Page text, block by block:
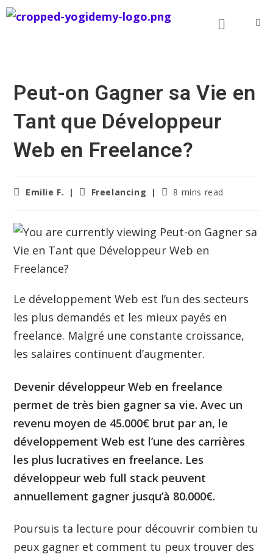
Peut-on Gagner sa Vie en
Tant que Développeur
Web en Freelance?
Emilie F. Freelancing 8 mins read
Le développement Web est l’un des secteurs
les plus demandés et les mieux payés en
freelance. Malgré une constante croissance,
les salaires continuent d’augmenter.
Devenir développeur Web en freelance
permet de très bien gagner sa vie. Avec un
revenu moyen de 45.000€ brut par an, le
développement Web est l’une des carrières
les plus lucratives en freelance. Les
développeur web full stack peuvent
annuellement gagner jusqu’à 80.000€.
Poursuis ta lecture pour découvrir combien tu
peux gagner et comment tu peux trouver des